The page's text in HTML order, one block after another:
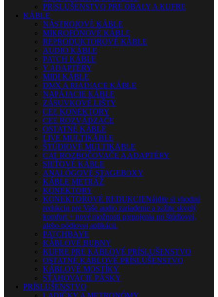
PRÍSLUŠENSTVO PRE OBALY A KUFRE
KÁBLE
NÁSTROJOVÉ KÁBLE
MIKROFÓNOVÉ KÁBLE
REPRODUKTOROVÉ KÁBLE
AUDIO KÁBLE
PATCH KÁBLE
Y ADAPTÉRY
MIDI KÁBLE
DMX A RIADIACE KÁBLE
NAPÁJACIE KÁBLE
ZÁSUVKOVÉ LIŠTY
CEE KONEKTORY
CEE ROZVÁDZAČE
OSTATNÉ KÁBLE
LIVE MULTIKÁBLE
ŠTÚDIOVÉ MULTIKÁBLE
CAT ROZBOČOVAČE A ADAPTÉRY
SIEŤOVÉ KÁBLE
ANALÓGOVÉ STAGEBOXY
KÁBLE METRÁŽ
KONEKTORY
KONEKTOROVÉ REDUKCIENájdite si vhodnú
redukciu pre Vaše audio zariadenie a zažite skvelý
komfort + nové možnosti prepojenia pri štúdiovej,
alebo pódiovej aplikácii.
PATCHBAYE
KÁBLOVÉ BUBNY
KUFRE PRE KÁBLOVÉ PRÍSLUŠENSTVO
OSTATNÉ KÁBLOVÉ PRÍSLUŠENSTVO
KÁBLOVÉ MOSTÍKY
SŤAHOVACIE PÁSKY
PRÍSLUŠENSTVO
LADIČKY A METRONÓMY